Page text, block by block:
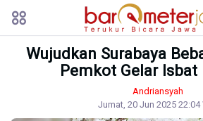
Wujudkan Surabaya
Pemkot Gelar Isbat
Andriansyah
Jumat, 20 Jun 2025 22:04